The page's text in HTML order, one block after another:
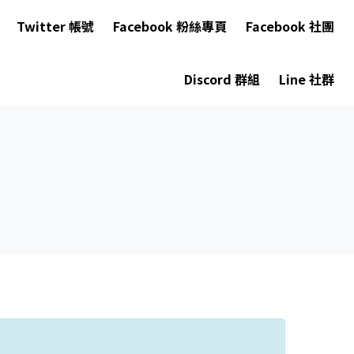
Twitter 帳號 Facebook 粉絲專頁 Facebook 社團
Discord 群組 Line 社群